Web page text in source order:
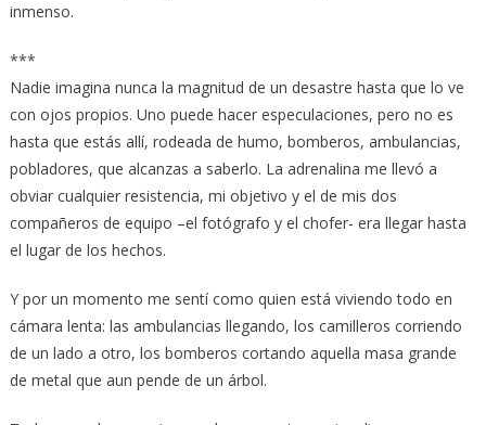
inmenso.
***
Nadie imagina nunca la magnitud de un desastre hasta que lo ve
con ojos propios. Uno puede hacer especulaciones, pero no es
hasta que estás allí, rodeada de humo, bomberos, ambulancias,
pobladores, que alcanzas a saberlo. La adrenalina me llevó a
obviar cualquier resistencia, mi objetivo y el de mis dos
compañeros de equipo –el fotógrafo y el chofer- era llegar hasta
el lugar de los hechos.
Y por un momento me sentí como quien está viviendo todo en
cámara lenta: las ambulancias llegando, los camilleros corriendo
de un lado a otro, los bomberos cortando aquella masa grande
de metal que aun pende de un árbol.